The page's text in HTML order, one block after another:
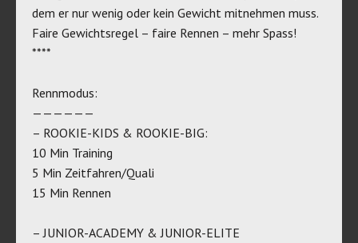
dem er nur wenig oder kein Gewicht mitnehmen muss.
Faire Gewichtsregel – faire Rennen – mehr Spass!
****
Rennmodus:
——————
– ROOKIE-KIDS & ROOKIE-BIG:
10 Min Training
5 Min Zeitfahren/Quali
15 Min Rennen
– JUNIOR-ACADEMY & JUNIOR-ELITE